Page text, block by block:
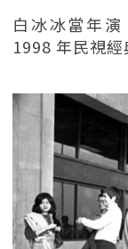
白冰冰當年
1998 年民視經